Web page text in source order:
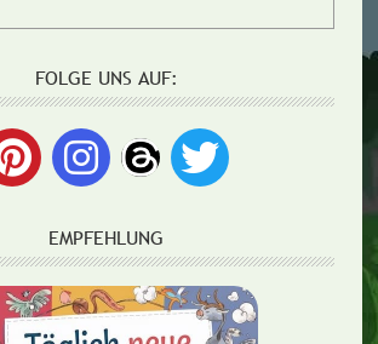
FOLGE UNS AUF:
EMPFEHLUNG